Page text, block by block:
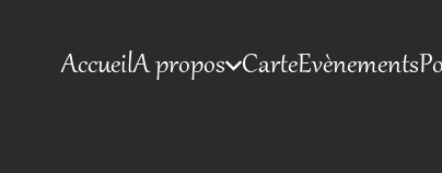
AccueilA propos CarteEvènements